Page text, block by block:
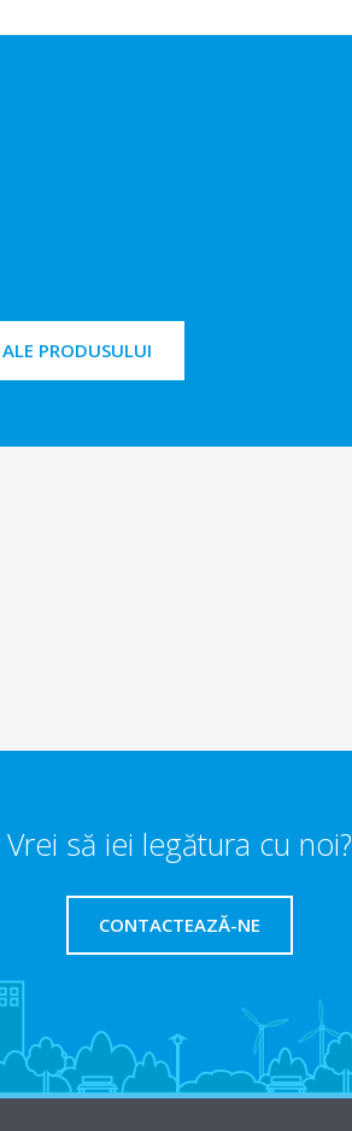
PRODUSULUI
Vrei să iei legătura cu noi?
CONTACTEAZĂ-NE